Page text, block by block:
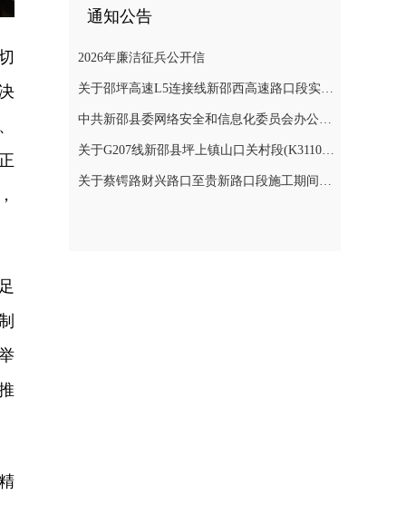
通知公告
2026年廉洁征兵公开信
关于邵坪高速L5连接线新邵西高速路口段实施交通管制的公告
中共新邵县委网络安全和信息化委员会办公室关于巡察整改进展情况的通报
关于G207线新邵县坪上镇山口关村段(K3110+900～K3112+400)公路边坡地质灾害防治工程交通管制的公告
关于蔡锷路财兴路口至贵新路口段施工期间交通管制的通知